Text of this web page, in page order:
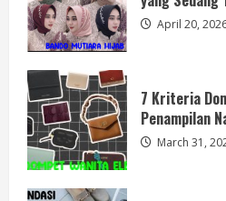
3
4
dan Tetap
February 23,
April 20,
7 Kriteria
Penampilan
March 31,